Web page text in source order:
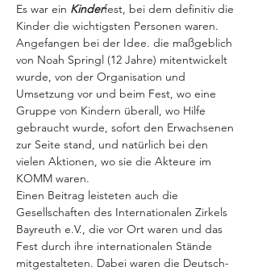
Es war ein Kinderfest, bei dem definitiv die
Kinder die wichtigsten Personen waren.
Angefangen bei der Idee. die maßgeblich
von Noah Springl (12 Jahre) mitentwickelt
wurde, von der Organisation und
Umsetzung vor und beim Fest, wo eine
Gruppe von Kindern überall, wo Hilfe
gebraucht wurde, sofort den Erwachsenen
zur Seite stand, und natürlich bei den
vielen Aktionen, wo sie die Akteure im
KOMM waren.
Einen Beitrag leisteten auch die
Gesellschaften des Internationalen Zirkels
Bayreuth e.V., die vor Ort waren und das
Fest durch ihre internationalen Stände
mitgestalteten. Dabei waren die Deutsch-